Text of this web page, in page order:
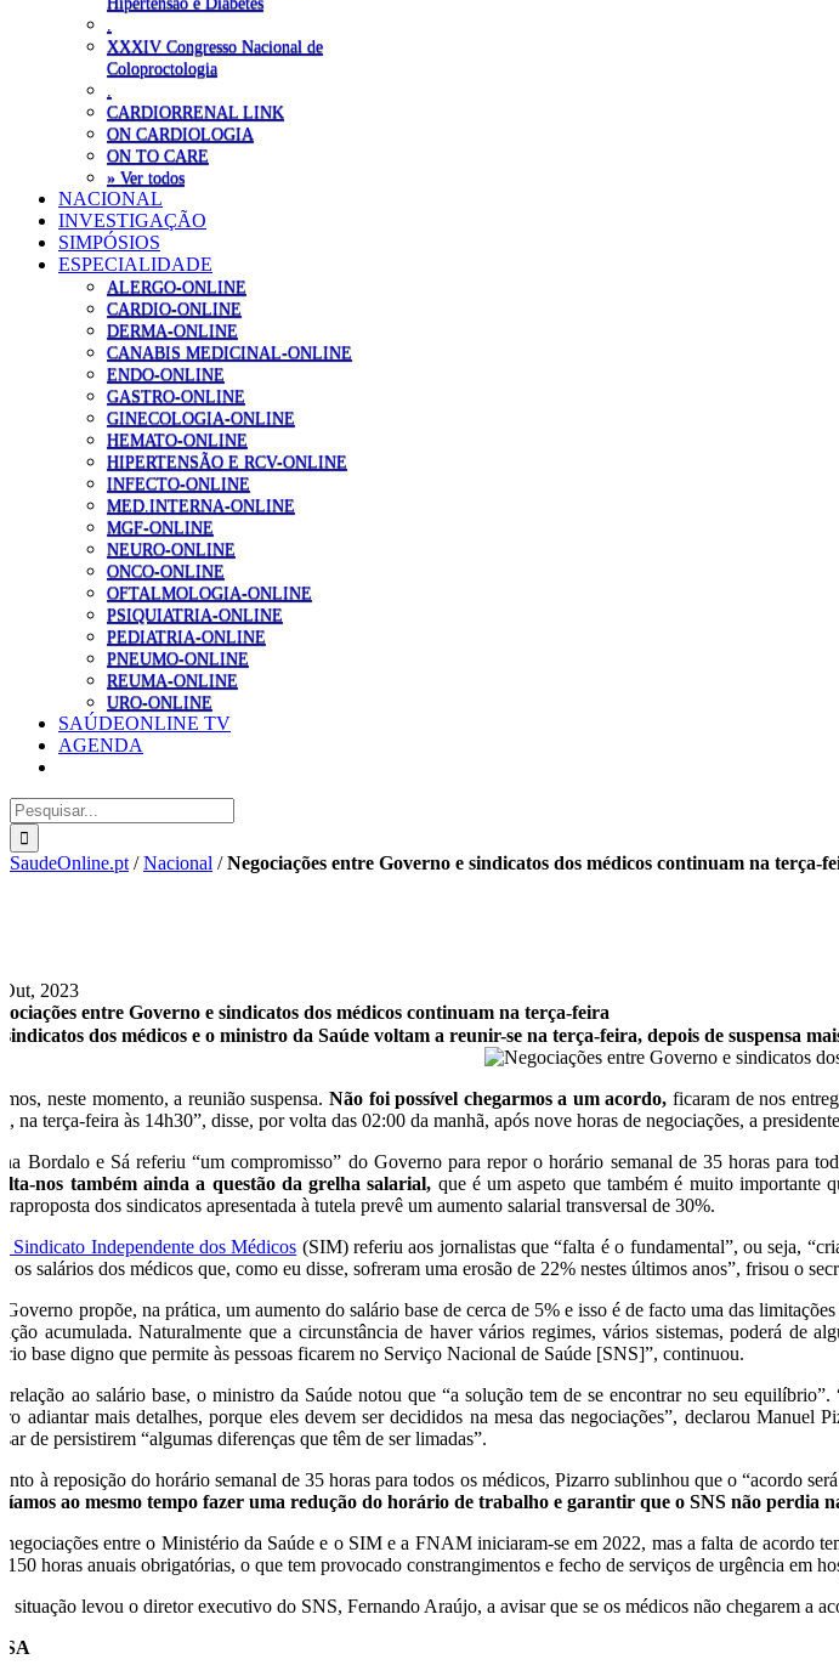
XXXIV Congresso Nacional de
Coloproctologia
CARDIORRENAL LINK
ON CARDIOLOGIA
ON TO CARE
» Ver todos
NACIONAL
INVESTIGAÇÃO
SIMPÓSIOS
ESPECIALIDADE
ALERGO-ONLINE
CARDIO-ONLINE
DERMA-ONLINE
CANABIS MEDICINAL-ONLINE
ENDO-ONLINE
GASTRO-ONLINE
GINECOLOGIA-ONLINE
HEMATO-ONLINE
HIPERTENSÃO E RCV-ONLINE
INFECTO-ONLINE
MED.INTERNA-ONLINE
MGF-ONLINE
NEURO-ONLINE
ONCO-ONLINE
OFTALMOLOGIA-ONLINE
PSIQUIATRIA-ONLINE
PEDIATRIA-ONLINE
PNEUMO-ONLINE
REUMA-ONLINE
URO-ONLINE
SAÚDEONLINE TV
AGENDA
Pesquisar
SaudeOnline.pt /Nacional /Negociações entre Governo e sindicatos dos médicos continuam na terça-
2023
entre Governo e sindicatos dos médicos continuam na terça-feira
sindicatos dos médicos e o ministro da Saúde voltam a reunir-se na terça-feira, depois de suspensa
neste momento, a reunião suspensa. Não foi possível chegarmos a um acordo, ficaram de nos
na terça-feira às 14h30”, disse, por volta das 02:00 da manhã, após nove horas de negociações, a
Bordalo e Sá referiu “um compromisso” do Governo para repor o horário semanal de 35 horas para
nos também ainda a questão da grelha salarial, que é um aspeto que também é muito importante
dos sindicatos apresentada à tutela prevê um aumento salarial transversal de 30%.
Sindicato Independente dos Médicos (SIM) referiu aos jornalistas que “falta é o fundamental”, ou seja,
os salários dos médicos que, como eu disse, sofreram uma erosão de 22% nestes últimos anos”, frisou o
Governo propõe, na prática, um aumento do salário base de cerca de 5% e isso é de facto uma das
acumulada. Naturalmente que a circunstância de haver vários regimes, vários sistemas, poderá de
base digno que permite às pessoas ficarem no Serviço Nacional de Saúde [SNS]”, continuou.
relação ao salário base, o ministro da Saúde notou que “a solução tem de se encontrar no seu
adiantar mais detalhes, porque eles devem ser decididos na mesa das negociações”, declarou
de persistirem “algumas diferenças que têm de ser limadas”.
à reposição do horário semanal de 35 horas para todos os médicos, Pizarro sublinhou que o “acordo
ao mesmo tempo fazer uma redução do horário de trabalho e garantir que o SNS não perdia
entre o Ministério da Saúde e o SIM e a FNAM iniciaram-se em 2022, mas a falta de acordo
150 horas anuais obrigatórias, o que tem provocado constrangimentos e fecho de serviços de urgência em
situação levou o diretor executivo do SNS, Fernando Araújo, a avisar que se os médicos não chegarem a